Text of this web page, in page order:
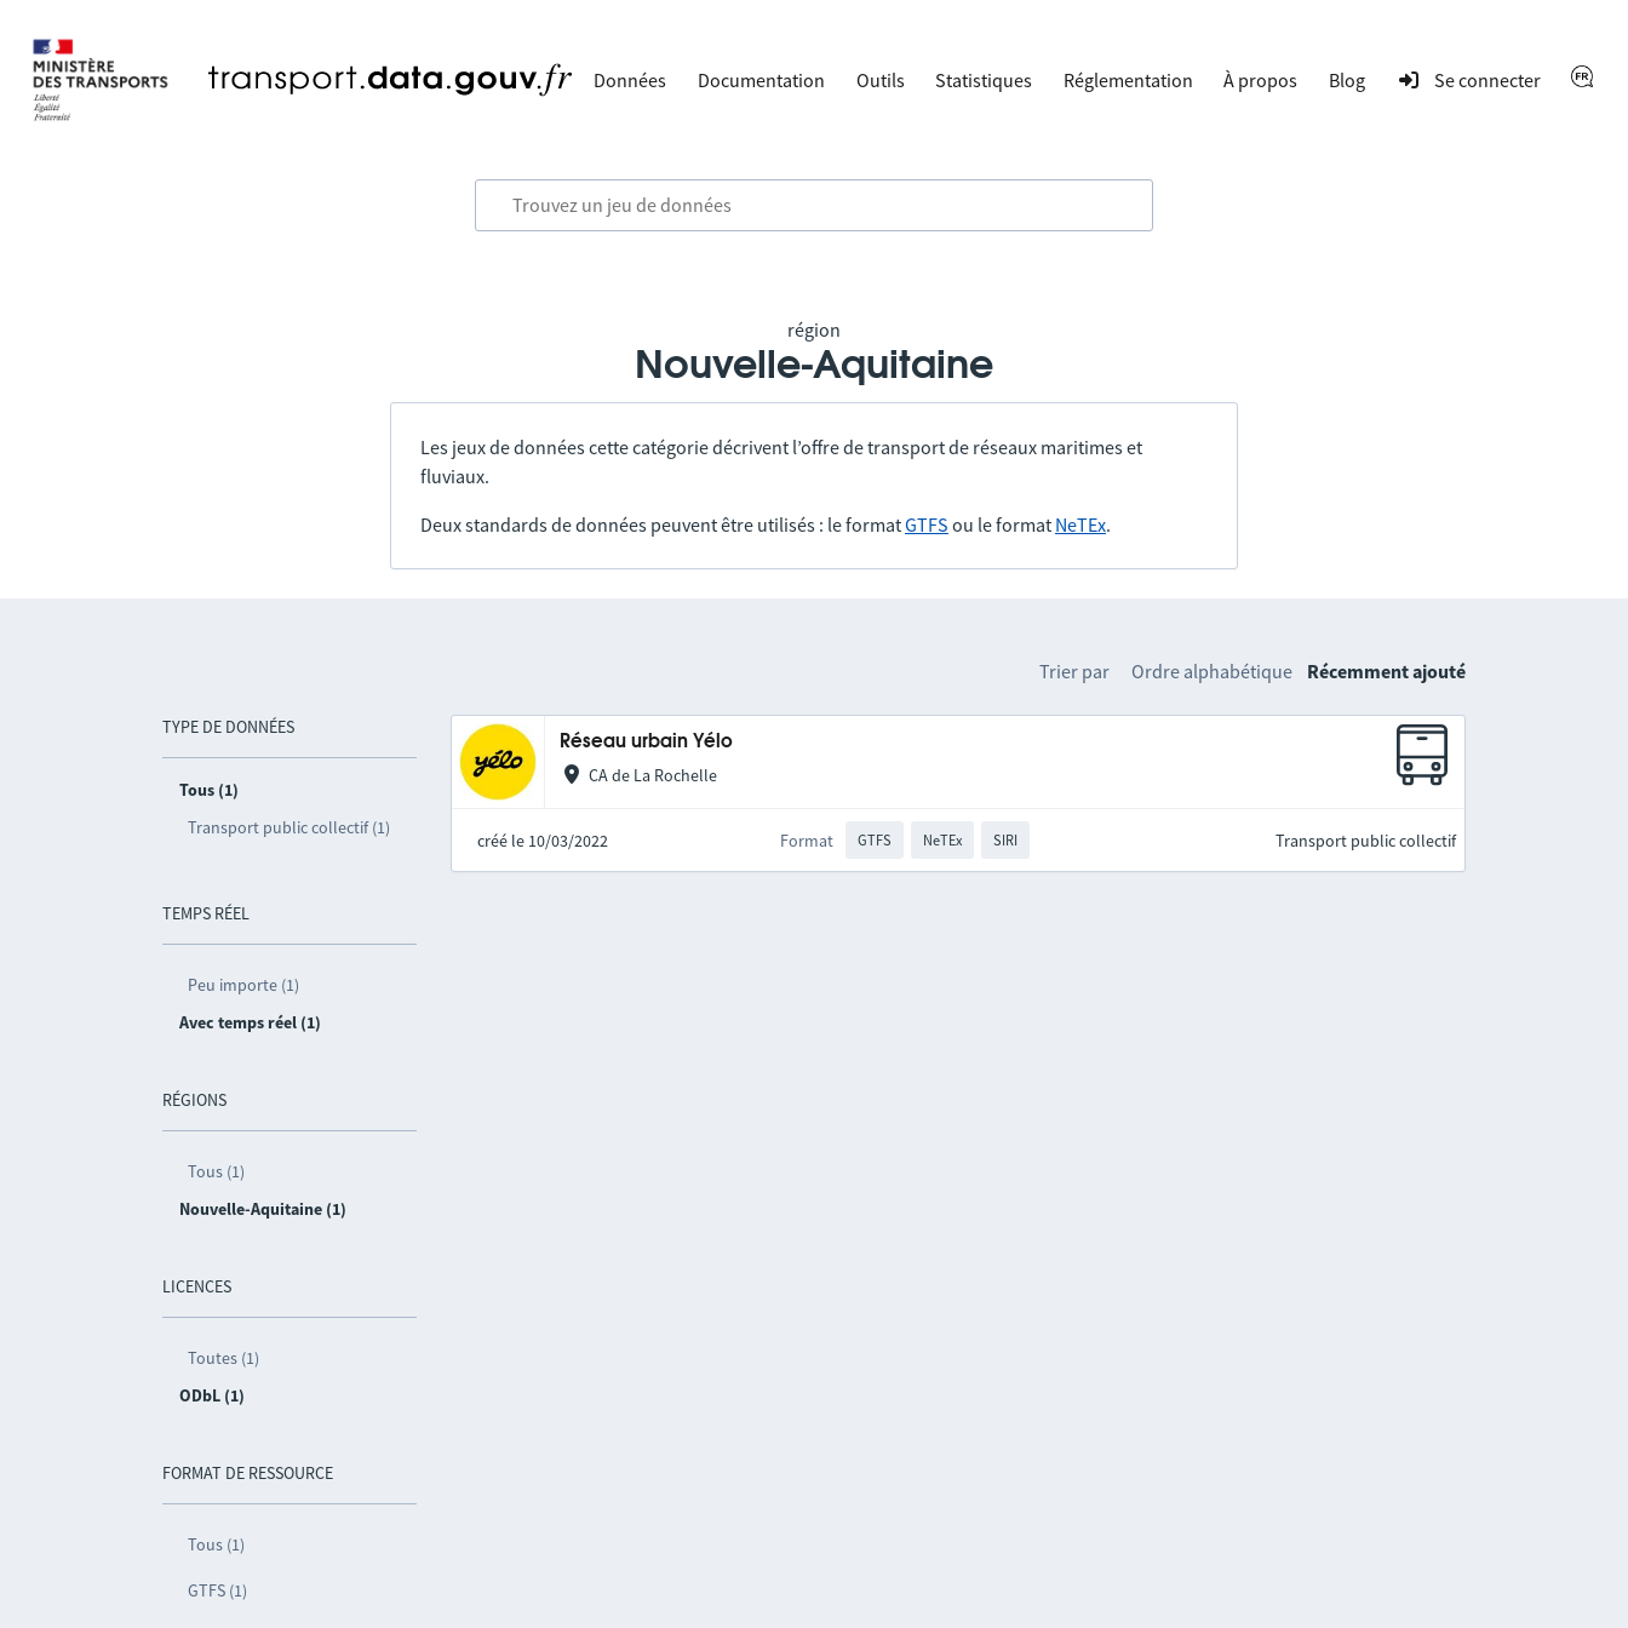
Données Documentation Outils Statistiques Réglementation À propos Blog Se connecter
région
Nouvelle-Aquitaine
Les jeux de données cette catégorie décrivent l’offre de transport de réseaux maritimes et
fluviaux.
Deux standards de données peuvent être utilisés : le formatGTFS ou le format NeTEx.
TYPE DE DONNÉES
Tous (1)
Transport public collectif (1)
TEMPS RÉEL
Peu importe (1)
Avec temps réel (1)
RÉGIONS
Tous (1)
Nouvelle-Aquitaine (1)
LICENCES
Toutes (1)
ODbL (1)
FORMAT DE RESSOURCE
Tous (1)
GTFS (1)
Trier par Ordre alphabétique Récemment ajouté
Réseau urbain Yélo
CA de La Rochelle
créé le 10/03/2022 Format GTFS NeTEx SIRI Transport public collectif